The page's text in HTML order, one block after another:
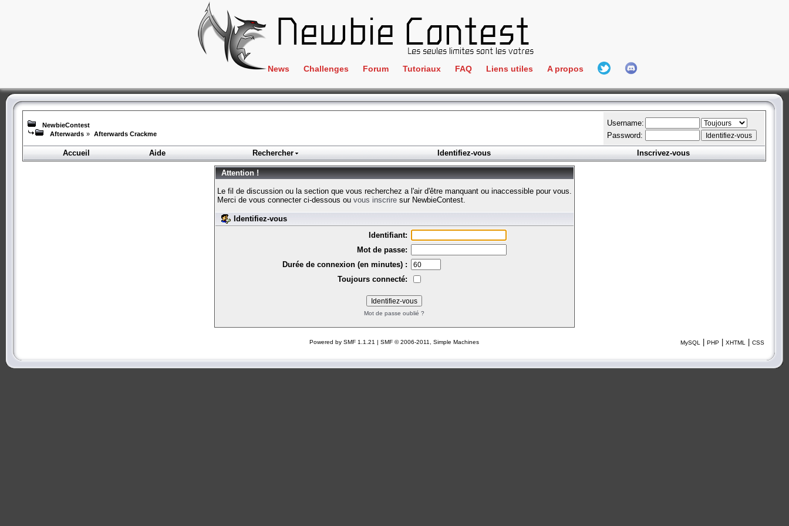
News Challenges
Crackme
ClientSide
Forensics
Hacking
Programmation
Stéganographie
Tous les challenges
Forum Tutoriaux FAQ Liens utiles
IRC
Newbie Connect
Partenaires
Réglement
A propos
L'équipe
Hall Of Fame
NewbieContest
Afterwards » Afterwards Crackme
Username:
Password:
Accueil
Aide Rechercher Identifiez-vous Inscrivez-vous
Attention !
Le fil de discussion ou la section que vous recherchez a l'air d'être manquant ou inaccessible pour vous.
Merci de vous connecter ci-dessous ou vous inscriresur NewbieContest.
Identifiez-vous
Identifiant:
Mot de passe:
Durée de connexion (en minutes) :
Toujours connecté:
Mot de passe oublié ?
Powered by SMF 1.1.21 | SMF © 2006-2011, Simple Machines MySQL | PHP | XHTML | CSS